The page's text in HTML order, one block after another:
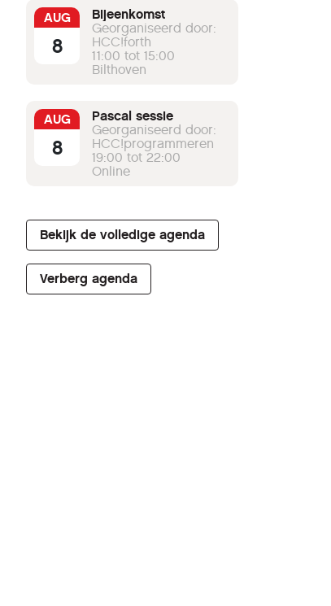
AUG
8
Bijeenkomst
Georganiseerd door:
HCC!forth
11:00 tot 15:00
Bilthoven
AUG
8
Pascal sessie
Georganiseerd door:
HCC!programmeren
19:00 tot 22:00
Online
Bekijk de volledige agenda
Verberg agenda